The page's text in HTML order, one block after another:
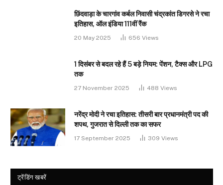
छिंदवाड़ा के चारगांव कर्बल निवासी चंद्रकांत डिगरसे ने रचा
इतिहास, ऑल इंडिया 111वीं रैंक
20 May 2025 656 Views
1 दिसंबर से बदल रहे हैं 5 बड़े नियम: पेंशन, टैक्स और LPG
तक
27 November 2025 488 Views
नरेंद्र मोदी ने रचा इतिहास: तीसरी बार प्रधानमंत्री पद की
शपथ, गुजरात से दिल्ली तक का सफर
17 September 2025 309 Views
ट्रेंडिंग खबरें